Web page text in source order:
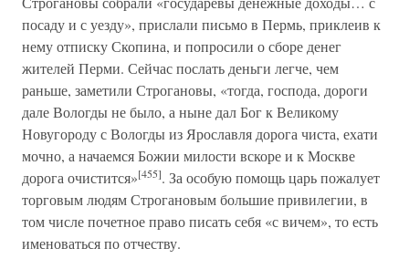
посаду и с уезду», прислали письмо в Пермь, приклеив к
нему отписку Скопина, и попросили о сборе денег
жителей Перми. Сейчас послать деньги легче, чем
раньше, заметили Строгановы, «тогда, господа, дороги
дале Вологды не было, а ныне дал Бог к Великому
Новугороду с Вологды из Ярославля дорога чиста, ехати
мочно, а начаемся Божии милости вскоре и к Москве
дорога очистится»[455]. За особую помощь царь пожалует
торговым людям Строгановым большие привилегии, в
том числе почетное право писать себя «с вичем», то есть
именоваться по отчеству.